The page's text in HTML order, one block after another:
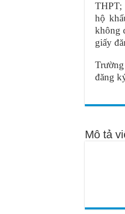
THPT;
hộ
không
giấy
đăng
Mô tả